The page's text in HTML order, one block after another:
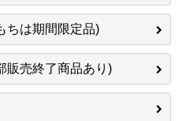
ちは期間限定品)
販売終了商品あり)